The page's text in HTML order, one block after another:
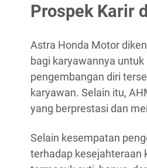
Prospek Karir
Astra Honda Motor
bagi karyawannya
pengembangan diri
karyawan. Selain itu,
yang berprestasi dan
Selain kesempatan
terhadap kesejahteraan